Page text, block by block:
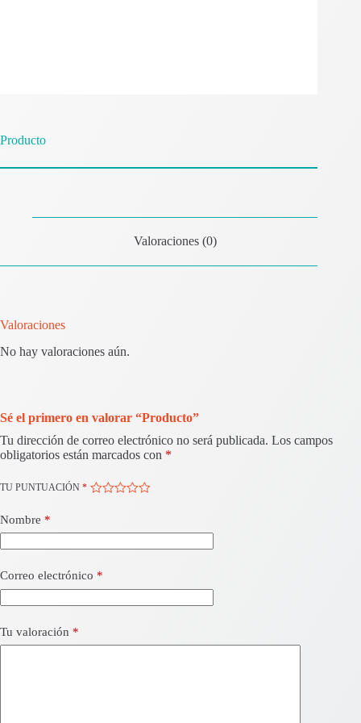
Producto
Valoraciones (0)
Valoraciones
No hay valoraciones aún.
Sé el primero en valorar “Producto”
Tu dirección de correo electrónico no será publicada. Los campos
obligatorios están marcados con *
TU PUNTUACIÓN *
Nombre *
Correo electrónico *
Tu valoración *